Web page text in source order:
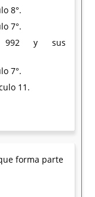
8°.
7°.
992 y sus
7°.
11.
forma parte